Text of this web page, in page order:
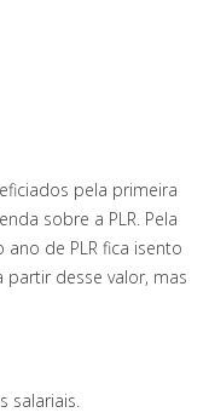
pela primeira
sobre a PLR. Pela
de PLR fica isento
partir desse valor, mas
salariais.